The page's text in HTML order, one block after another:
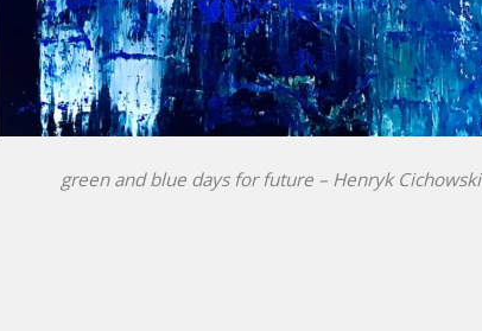
green and blue days for future – Henryk Cichowski